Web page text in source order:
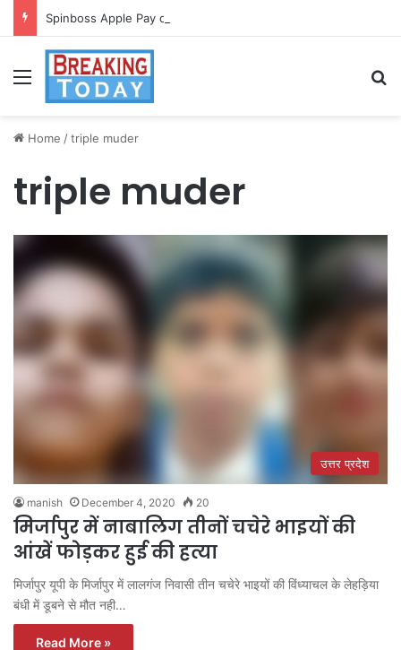
Spinboss Apple Pay dla graczy na iPhone
Menu
Home /triple muder
triple muder
उत्तर प्रदेश
manish December 4, 2020 20
मिर्जापुर में नाबालिग तीनों चचेरे भाइयों की
आंखें फोड़कर हुई की हत्या
मिर्जापुर यूपी के मिर्जापुर में लालगंज निवासी तीन चचेरे भाइयों की विंध्याचल के लेहड़िया
बंधी में डूबने से मौत नही…
Read More »